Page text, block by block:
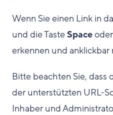
Wenn Sie einen Link in
und die TasteSpaceoder
erkennen und anklickbar
Bitte beachten Sie, dass
der unterstützten URL-
Inhaber und